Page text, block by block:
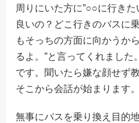
周りにいた方に”○○に行き
良いの？どこ行きのバスに
もそっちの方面に向かうか
るよ。”と言ってくれました
です。聞いたら嫌な顔せず
そこから会話が始まります。
無事にバスを乗り換え目的